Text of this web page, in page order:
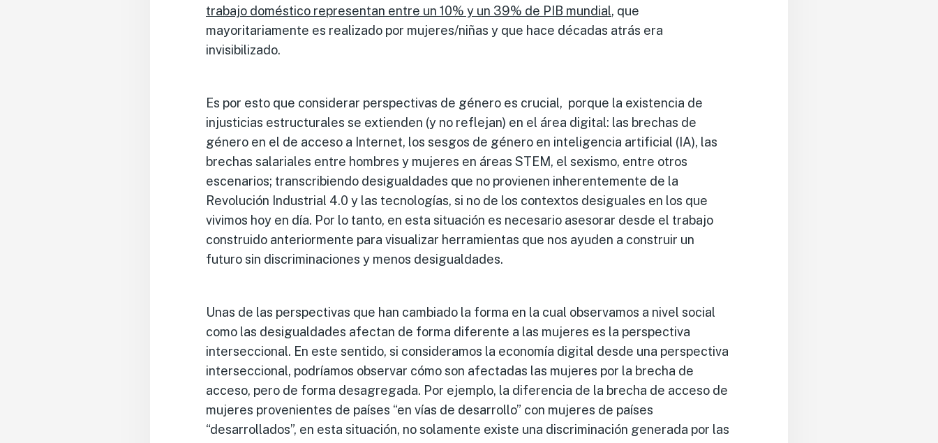
trabajo doméstico representan entre un 10% y un 39% de PIB mundial, que
mayoritariamente es realizado por mujeres/niñas y que hace décadas atrás era
invisibilizado.
Es por esto que considerar perspectivas de género es crucial, porque la existencia de
injusticias estructurales se extienden (y no reflejan) en el área digital: las brechas de
género en el de acceso a Internet, los sesgos de género en inteligencia artificial (IA), las
brechas salariales entre hombres y mujeres en áreas STEM, el sexismo, entre otros
escenarios; transcribiendo desigualdades que no provienen inherentemente de la
Revolución Industrial 4.0 y las tecnologías, si no de los contextos desiguales en los que
vivimos hoy en día. Por lo tanto, en esta situación es necesario asesorar desde el trabajo
construido anteriormente para visualizar herramientas que nos ayuden a construir un
futuro sin discriminaciones y menos desigualdades.
Unas de las perspectivas que han cambiado la forma en la cual observamos a nivel social
como las desigualdades afectan de forma diferente a las mujeres es la perspectiva
interseccional. En este sentido, si consideramos la economía digital desde una perspectiva
interseccional, podríamos observar cómo son afectadas las mujeres por la brecha de
acceso, pero de forma desagregada. Por ejemplo, la diferencia de la brecha de acceso de
mujeres provenientes de países “en vías de desarrollo” con mujeres de países
“desarrollados”, en esta situación, no solamente existe una discriminación generada por las